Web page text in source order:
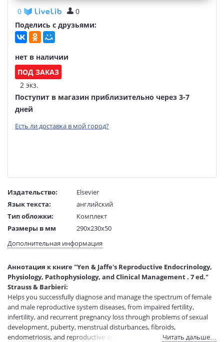
0
0
Поделись с друзьями:
нет в наличии
ПОД ЗАКАЗ
2 экз.
Поступит в магазин приблизительно через 3-7
дней
Есть ли доставка в мой город?
Издательство:
Elsevier
Язык текста:
английский
Тип обложки:
Комплект
Размеры в мм
290x230x50
Вес:
4 гр.
Код товара:
50012403
Артикул:
ISBN:
9781455727582
В продаже с:
12.11.2020
Дополнительная информация
Аннотация к книге "Yen & Jaffe's Reproductive Endocrinology,
Physiology, Pathophysiology, and Clinical Management . 7 ed."
Strauss & Barbieri:
Helps you successfully diagnose and manage the spectrum of female
and male reproductive system diseases, from impaired fertility,
infertility, and recurrent pregnancy loss through problems of sexual
development, puberty, menstrual disturbances, fibroids,
endometriosis, and reproductive aging.
Читать дальше…